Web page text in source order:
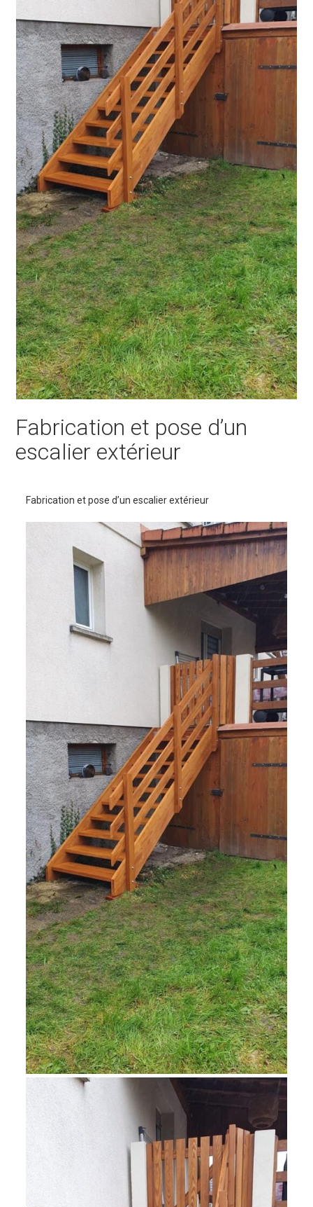
Fabrication et pose d’un
escalier extérieur
Fabrication et pose d’un escalier extérieur